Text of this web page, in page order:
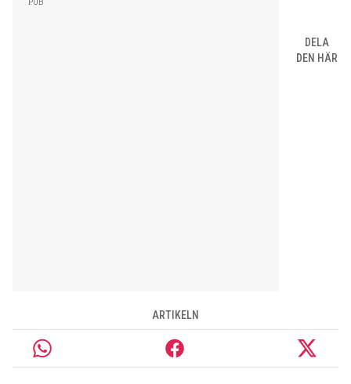
DELA
DEN HÄR
ARTIKELN